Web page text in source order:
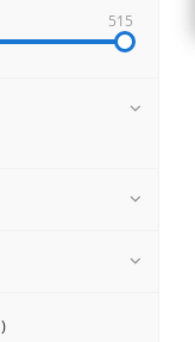
515
)